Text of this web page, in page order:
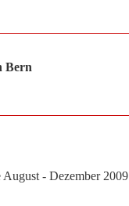
Bern
- Dezember 2009